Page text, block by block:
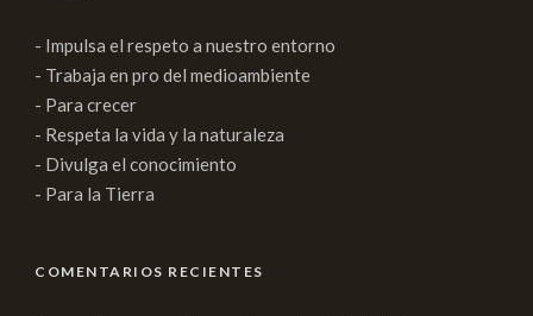
- Impulsa el respeto a nuestro entorno
- Trabaja en pro del medioambiente
- Para crecer
- Respeta la vida y la naturaleza
- Divulga el conocimiento
- Para la Tierra
COMENTARIOS RECIENTES